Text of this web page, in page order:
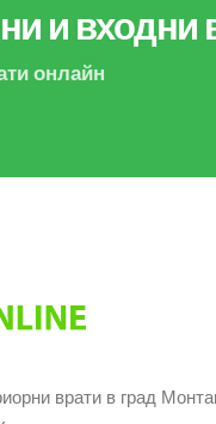
и входни
онлайн
врати в град